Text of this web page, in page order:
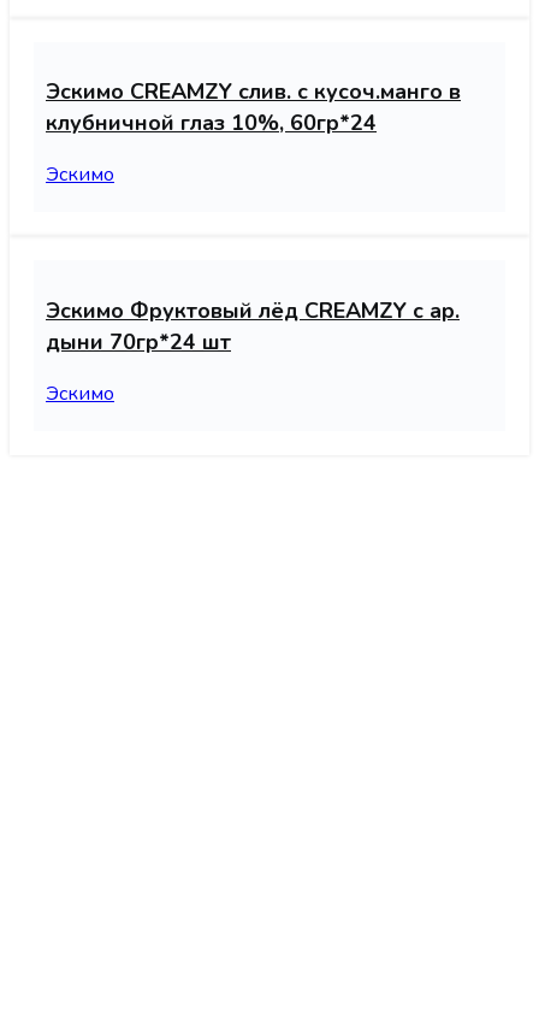
Эскимо CREAMZY слив. с кусоч.манго в
клубничной глаз 10%, 60гр*24
Эскимо
Эскимо Фруктовый лёд CREAMZY с ар.
дыни 70гр*24 шт
Эскимо